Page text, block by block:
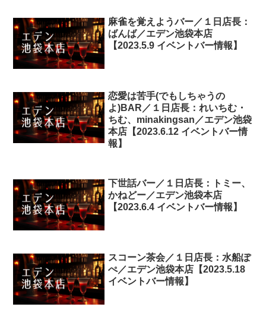
麻雀を覚えようバー／１日店長：
ばんば／エデン池袋本店
【2023.5.9 イベントバー情報】
恋愛は苦手(でもしちゃうの
よ)BAR／１日店長：れいちむ・
ちむ、minakingsan／エデン池袋
本店【2023.6.12 イベントバー情
報】
下世話バー／１日店長：トミー、
かねどー／エデン池袋本店
【2023.6.4 イベントバー情報】
スコーン茶会／１日店長：水船ぽ
ぺ／エデン池袋本店【2023.5.18
イベントバー情報】